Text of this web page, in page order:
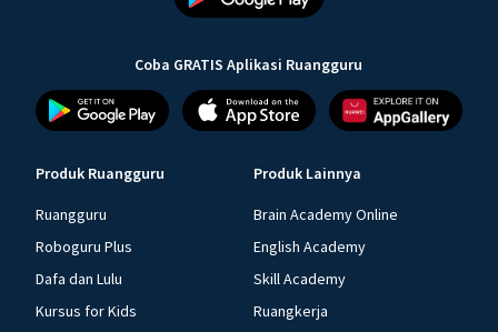
Coba GRATIS Aplikasi Ruangguru
Produk Ruangguru
Ruangguru
Roboguru Plus
Dafa dan Lulu
Kursus for Kids
Produk Lainnya
Brain Academy Online
English Academy
Skill Academy
Ruangkerja